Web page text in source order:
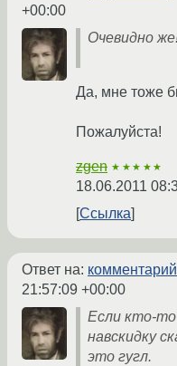
+00:00
Очевидно
Да, мне тоже
Пожалуйста!
zgen ★★★★★
18.06.2011
Ссылка
Ответ на: комментарий
21:57:09 +00:00
Если кто-
навскидку
это гугл.